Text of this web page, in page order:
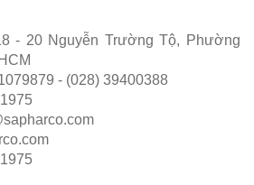
- 20 Nguyễn Trường Tộ, Phường
- (028) 39400388